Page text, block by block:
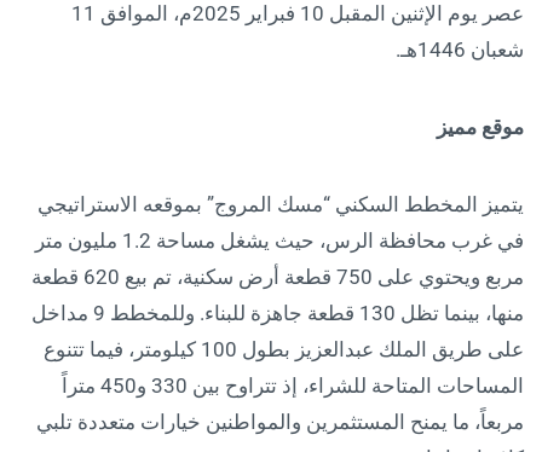
عصر يوم الإثنين المقبل 10 فبراير 2025م، الموافق 11
شعبان 1446هـ.
موقع مميز
يتميز المخطط السكني “مسك المروج” بموقعه الاستراتيجي
في غرب محافظة الرس، حيث يشغل مساحة 1.2 مليون متر
مربع ويحتوي على 750 قطعة أرض سكنية، تم بيع 620 قطعة
منها، بينما تظل 130 قطعة جاهزة للبناء. وللمخطط 9 مداخل
على طريق الملك عبدالعزيز بطول 100 كيلومتر، فيما تتنوع
المساحات المتاحة للشراء، إذ تتراوح بين 330 و450 متراً
مربعاً، ما يمنح المستثمرين والمواطنين خيارات متعددة تلبي